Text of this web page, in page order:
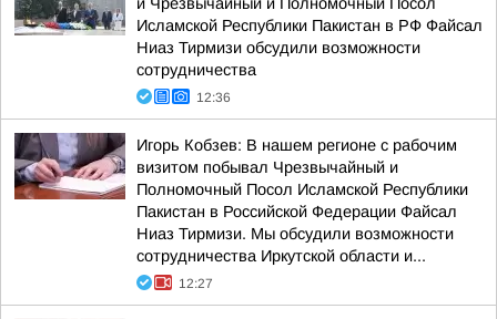
Исламской Республики Пакистан в РФ Файсал
Ниаз Тирмизи обсудили возможности
сотрудничества
12:36
Игорь Кобзев: В нашем регионе с рабочим
визитом побывал Чрезвычайный и
Полномочный Посол Исламской Республики
Пакистан в Российской Федерации Файсал
Ниаз Тирмизи. Мы обсудили возможности
сотрудничества Иркутской области и...
12:27